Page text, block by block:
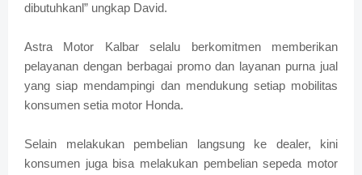
dibutuhkanl” ungkap David.
Astra Motor Kalbar selalu berkomitmen memberikan
pelayanan dengan berbagai promo dan layanan purna jual
yang siap mendampingi dan mendukung setiap mobilitas
konsumen setia motor Honda.
Selain melakukan pembelian langsung ke dealer, kini
konsumen juga bisa melakukan pembelian sepeda motor